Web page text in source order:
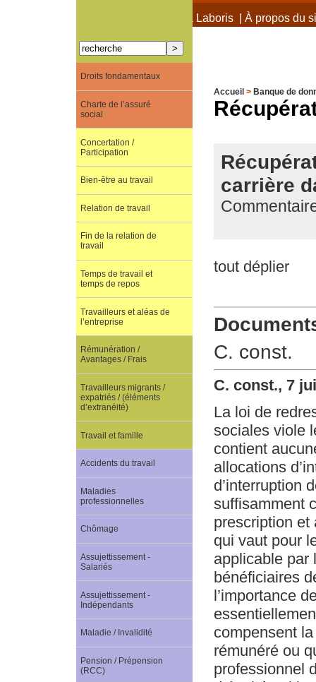
À propos de Terra Laboris| À propos du
Accueil > Banque de
carrière
tout déplier
C. const.
C. const., 7
La loi de
sociales viole
contient
allocations
d’interruption
suffisamment
prescription et
qui vaut pour
applicable par
bénéficiaires
l’importance
compensent
rémunéré ou
professionnel
Droits fondamentaux
Charte de l’assuré
social
Concertation /
Participation
Bien-être au travail
Relation de travail
Fin de la relation de
travail
Temps de travail et
temps de repos
Travailleurs et aléas de
l’entreprise
Rémunération /
Avantages / Frais
Travailleurs migrants /
expatriés / (éléments
d’extranéité)
Travail et famille
Accidents du travail
Maladies
professionnelles
Chômage
Assujettissement -
Salariés
Assujettissement -
Indépendants
Maladie / Invalidité
Pension / Prépension
(RCC)